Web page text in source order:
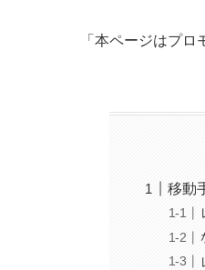
「本ページはプロ
移動